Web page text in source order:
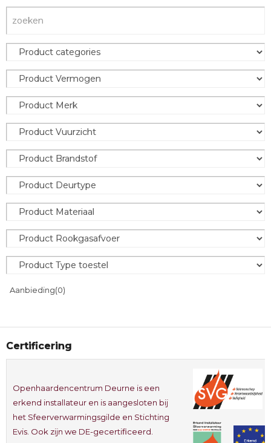
Aanbieding(0)
Certificering
Openhaardencentrum Deurne is een
erkend installateur en is aangesloten bij
het Sfeerverwarmingsgilde en Stichting
Evis. Ook zijn we DE-gecertificeerd.